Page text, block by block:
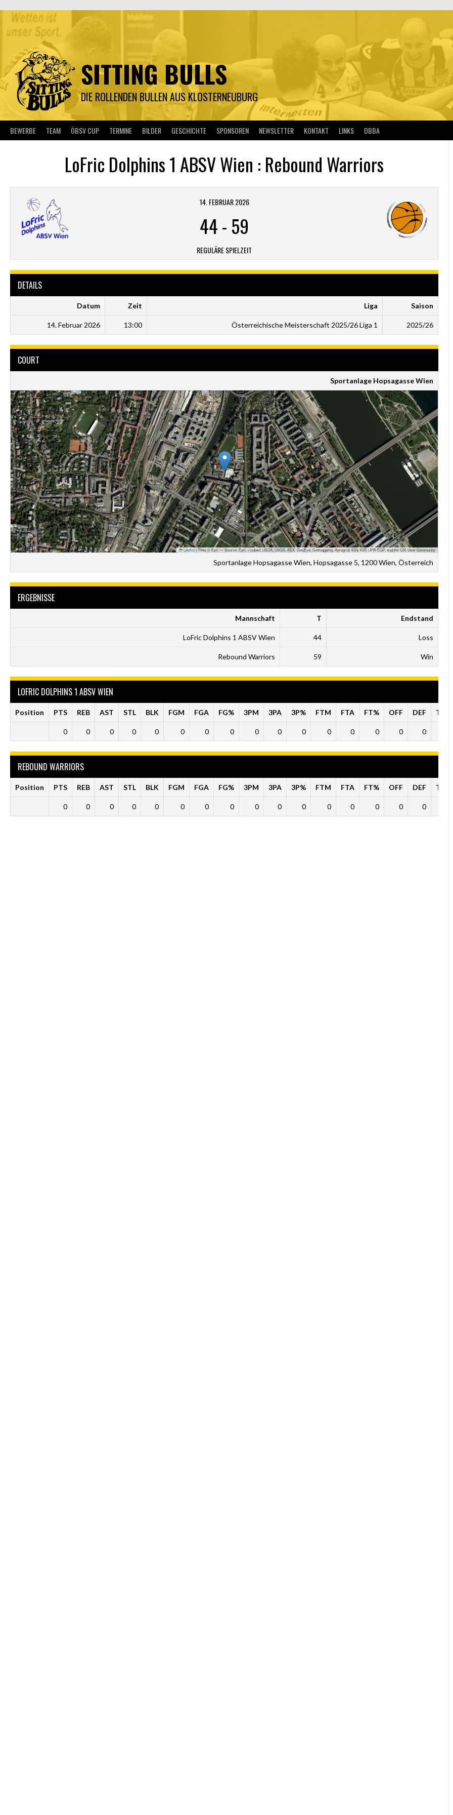
zum
Inhalt
SITTING BULLS
DIE ROLLENDEN BULLEN AUS KLOSTERNEUBURG
BEWERBE TEAM ÖBSV CUP TERMINE BILDER GESCHICHTE SPONSOREN NEWSLETTER KONTAKT LINKS DBBA
LoFric Dolphins 1 ABSV Wien : Rebound Warriors
14. FEBRUAR 2026
44- 59
REGULÄRE SPIELZEIT
DETAILS
Datum Zeit Liga Saison
14. Februar 2026 13:00 Österreichische Meisterschaft 2025/26 Liga 1 2025/26
COURT
Sportanlage Hopsagasse Wien
Leaflet|Tiles © Esri — Source: Esri, i-cubed, USDA, USGS, AEX, GeoEye, Getmapping, Aerogrid, IGN, IGP, UPR-EGP, and the GIS User Community
Sportanlage Hopsagasse Wien, Hopsagasse 5, 1200 Wien, Österreich
ERGEBNISSE
Mannschaft T Endstand
LoFric Dolphins 1 ABSV Wien 44 Loss
Rebound Warriors 59 Win
LOFRIC DOLPHINS 1 ABSV WIEN
Position PTS REB AST STL BLK FGM FGA FG% 3PM 3PA 3P% FTM FTA FT% OFF DEF TO
0 0 0 0 0 0 0 0 0 0 0 0 0 0 0 0
REBOUND WARRIORS
Position PTS REB AST STL BLK FGM FGA FG% 3PM 3PA 3P% FTM FTA FT% OFF DEF TO
0 0 0 0 0 0 0 0 0 0 0 0 0 0 0 0